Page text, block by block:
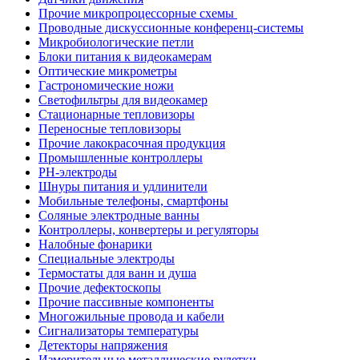
Прочие микропроцессорные схемы
Проводные дискуссионные конференц-системы
Микробиологические петли
Блоки питания к видеокамерам
Оптические микрометры
Гастрономические ножи
Светофильтры для видеокамер
Стационарные тепловизоры
Переносные тепловизоры
Прочие лакокрасочная продукция
Промышленные контроллеры
PH-электроды
Шнуры питания и удлинители
Мобильные телефоны, смартфоны
Соляные электродные ванны
Контроллеры, конвертеры и регуляторы
Налобные фонарики
Специальные электроды
Термостаты для ванн и душа
Прочие дефектоскопы
Прочие пассивные компоненты
Многожильные провода и кабели
Сигнализаторы температуры
Детекторы напряжения